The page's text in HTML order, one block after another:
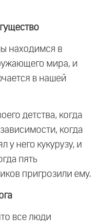
находимся в
мира, и
в нашей
детства, когда
когда
у него кукурузу, и
пять
пригрозили ему.
все люди